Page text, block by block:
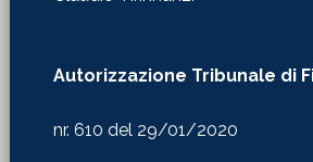
Autorizzazione Tribunale di
nr. 610 del 29/01/2020